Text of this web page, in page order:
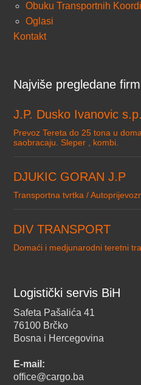
Obuku Transportnih
Oglasi
Kontakt
Najviše pregledane
J.P. Dusko Ivanovic s.p.
Prevoz Tereta do 25 tona u
saobracaju. Sleper , kombi.
DJUKIC GORAN J.P
Transportna tvrtka /
DIV TRANSPORT
Domaći i medjunarodni teretni
Logistički servis BiH
Safeta Pašalića 41
76100 Brčko
Bosna i Hercegovina
E-mail:
office@cargo.ba